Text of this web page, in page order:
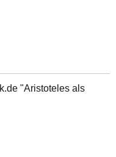
"Aristoteles als